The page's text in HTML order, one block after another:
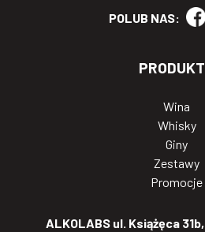
POLUB NAS:
Wina
Whisky
Giny
Zestawy
Promocje
ALKOLABS ul. Książęca